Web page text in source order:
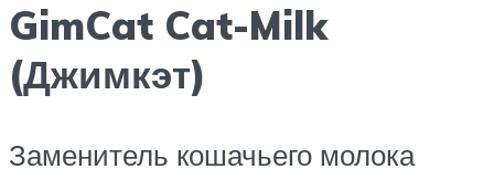
GimCat Cat-Milk
(Джимкэт)
Заменитель кошачьего молока